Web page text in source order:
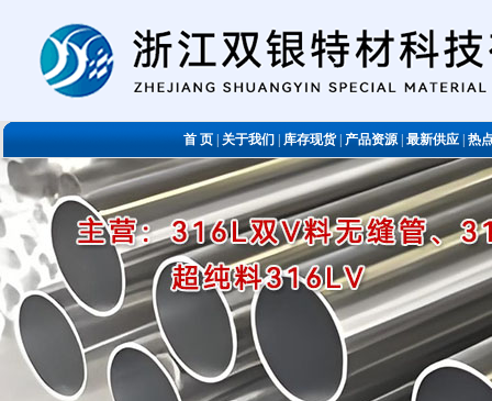
首 页关于我们库存现货|产品资源|最新供应|热